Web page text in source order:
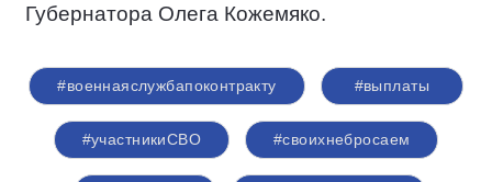
Губернатора Олега Кожемяко.
#военнаяслужбапоконтракту #выплаты
#участникиСВО #своихнебросаем